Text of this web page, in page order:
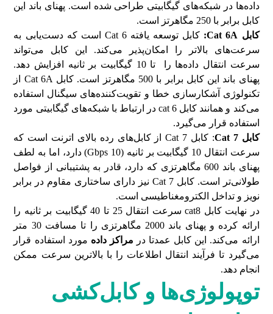
داده‌ها در شبکه‌های گیگابیتی طراحی شده است. پهنای باند این
کابل برابر با 250 مگاهرتز است.
کابل Cat 6A
:
کابل توسعه یافته Cat 6 است که دست‌یابی به
سرعت‌های بالاتر را امکان‌پذیر می‌کند. این کابل می‌تواند
سرعت انتقال داده‌ها را تا 10 گیگابیت بر ثانیه افزایش دهد.
پهنای باند این کابل برابر با 500 مگاهرتز است. کابل Cat 6A از
تکنولوژی آشکارسازی خطا و تقویت‌کننده‌های سیگنال استفاده
می‌کند و همانند کابل cat 6 در ارتباط با شبکه‌های گیگابیتی مورد
استفاده قرار می‌گیرد.
کابلCat 7
: کابل Cat 7 از کابل‌های رده بالای اترنت است که
سرعت انتقال 10 گیگابیت بر ثانیه (10 Gbps) دارد، اما به لطف
پهنای باند 600 مگاهرتزی که دارد، قادر به پشتیبانی از فواصل
طولانی‌تر است. کابل Cat 7 نیز دارای ساختاری مقاوم در برابر
نویز و تداخل الکترومغناطیسی است.
در نهایت کابل cat8 سرعت انتقال 25 تا 40 گیگابیت بر ثانیه را
ارائه کرده و پهنای باند 2000 مگاهرتزی را تا مسافت 30 متر
ارائه می‌کند. این کابل عمدتا در مراکز داده مورد استفاده قرار
می‌گیرد تا فرآیند انتقال اطلاعات را با بالاترین سرعت ممکن
انجام دهد.
توپولوژی‌ها و کابل‌کشی